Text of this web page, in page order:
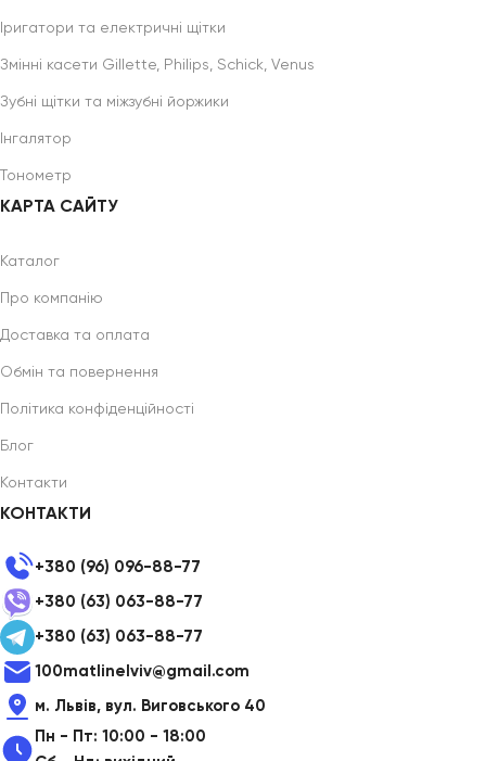
Іригатори та електричні щітки
Змінні касети Gillette, Philips, Schick, Venus
Зубні щітки та міжзубні йоржики
Інгалятор
Тонометр
КАРТА САЙТУ
Каталог
Про компанію
Доставка та оплата
Обмін та повернення
Політика конфіденційності
Блог
Контакти
КОНТАКТИ
+380 (96) 096-88-77
+380 (63) 063-88-77
+380 (63) 063-88-77
100matlinelviv@gmail.com
м. Львів, вул. Виговського 40
Пн - Пт: 10:00 - 18:00